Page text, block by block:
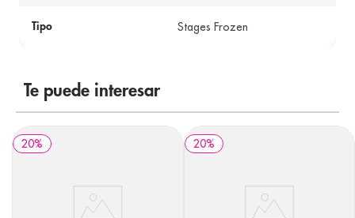
Tipo Stages Frozen
Te puede interesar
20% 20%